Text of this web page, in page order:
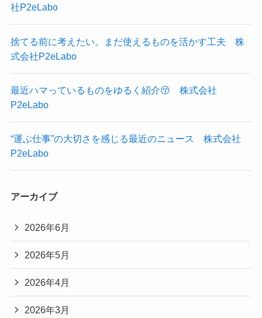
社P2eLabo
捨てる前に考えたい。まだ使えるものを活かす工夫 株
式会社P2eLabo
最近ハマっているものをゆるく紹介😚 株式会社
P2eLabo
“運ぶ仕事”の大切さを感じる最近のニュース 株式会社
P2eLabo
アーカイブ
2026年6月
2026年5月
2026年4月
2026年3月